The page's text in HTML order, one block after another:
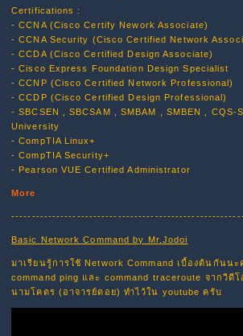
Certifications :
- CCNA (Cisco Certify Nework Associate)
- CCNA Security (Cisco Certified Network
- CCDA (Cisco Certified Design Associate)
- Cisco Express Foundation Design Specialist
- CCNP (Cisco Certified Network Professional)
- CCDP (Cisco Certified Design Professional)
- SBCSEN , SBCSAM , SMBAM , SMBEN , CQS-
University
- CompTIA Linux+
- CompTIA Security+
- Pearson VUE Certified Administrator
More
Basic Network Command by Mr.Jodoi
มาเรียนรู้การใช้ Network Command เบื้องต้นกันน
command ping และ command traceroute จากวีดี
นามโคตร (อาจารย์ดอย) ทำไว้ใน youtube ครับ